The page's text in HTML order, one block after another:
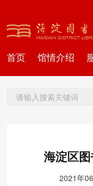
首页 馆情介绍
海淀区
2021年